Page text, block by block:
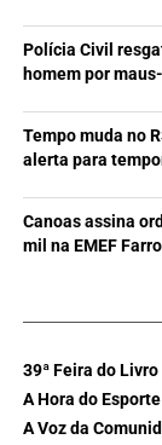
Polícia Civil
homem por
Tempo muda no
alerta para
Canoas assina
mil na EMEF
39ª Feira do
A Hora do Esporte
A Voz da